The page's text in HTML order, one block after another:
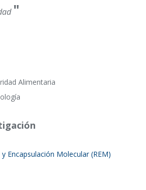
"
Alimentaria
Encapsulación Molecular (REM)